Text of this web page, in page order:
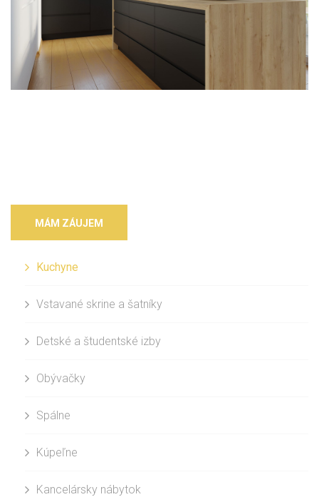
MÁM ZÁUJEM
Kuchyne
Vstavané skrine a šatníky
Detské a študentské izby
Obývačky
Spálne
Kúpeľne
Kancelársky nábytok